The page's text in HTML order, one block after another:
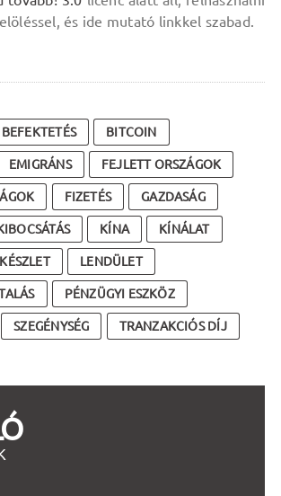
és ide mutató linkkel szabad.
BEFEKTETÉS BITCOIN
EMIGRÁNS FEJLETT ORSZÁGOK
FIZETÉS GAZDASÁG
KÍNA KÍNÁLAT
LENDÜLET
PÉNZÜGYI ESZKÖZ
SZEGÉNYSÉG TRANZAKCIÓS DÍJ